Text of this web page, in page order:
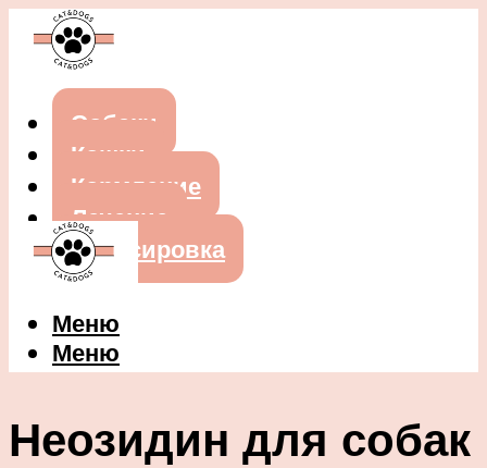
Собаки
Кошки
Кормление
Лечение
Дрессировка
Меню
Меню
Неозидин для собак